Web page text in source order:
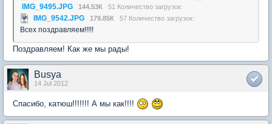
IMG_9495.JPG 144.53К 51 Количество загрузок:
IMG_9542.JPG 179.85К 57 Количество загрузок:
Всех поздравляем!!!!!
Поздравляем! Как же мы рады!
Busya
14 Jul 2012
Спасибо, катюш!!!!!!! А мы как!!!!